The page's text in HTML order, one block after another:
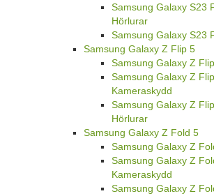
Samsung Galaxy S23
Hörlurar
Samsung Galaxy S23
Samsung Galaxy Z Flip 5
Samsung Galaxy Z
Samsung Galaxy Z
Kameraskydd
Samsung Galaxy Z
Hörlurar
Samsung Galaxy Z Fold 5
Samsung Galaxy Z
Samsung Galaxy Z
Kameraskydd
Samsung Galaxy Z